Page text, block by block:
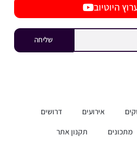
היוטיוב
שליחה
אירועים
דרושים
מתכונים תקנון אתר